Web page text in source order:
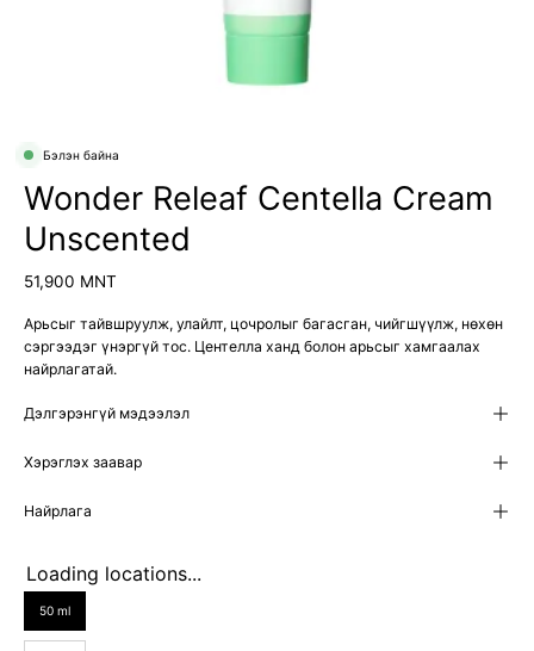
Бэлэн байна
Wonder Releaf Centella Cream
Unscented
51,900 MNT
Арьсыг тайвшруулж, улайлт, цочролыг багасган, чийгшүүлж, нөхөн
сэргээдэг үнэргүй тос. Центелла ханд болон арьсыг хамгаалах
найрлагатай.
Дэлгэрэнгүй мэдээлэл
Хэрэглэх заавар
Найрлага
Loading locations...
SIZE
50 ml